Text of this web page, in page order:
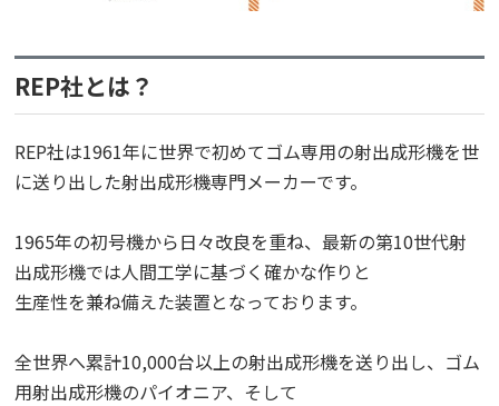
REP社とは？
REP社は1961年に世界で初めてゴム専用の射出成形機を世
に送り出した射出成形機専門メーカーです。
1965年の初号機から日々改良を重ね、最新の第10世代射
出成形機では人間工学に基づく確かな作りと
生産性を兼ね備えた装置となっております。
全世界へ累計10,000台以上の射出成形機を送り出し、ゴム
用射出成形機のパイオニア、そして